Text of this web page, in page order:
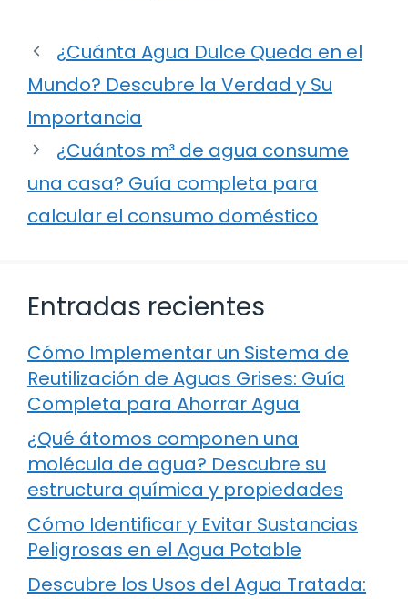
¿Cuánta Agua Dulce Queda en el
Mundo? Descubre la Verdad y Su
Importancia
¿Cuántos m³ de agua consume
una casa? Guía completa para
calcular el consumo doméstico
Entradas recientes
Cómo Implementar un Sistema de
Reutilización de Aguas Grises: Guía
Completa para Ahorrar Agua
¿Qué átomos componen una
molécula de agua? Descubre su
estructura química y propiedades
Cómo Identificar y Evitar Sustancias
Peligrosas en el Agua Potable
Descubre los Usos del Agua Tratada: